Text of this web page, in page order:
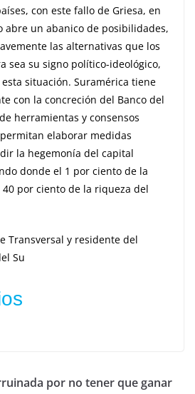
con este fallo de Griesa, en
abre un abanico de posibilidades,
las alternativas que los
sea su signo político-ideológico,
situación. Suramérica tiene
con la concreción del Banco del
herramientas y consensos
elaborar medidas
la hegemonía del capital
donde el 1 por ciento de la
por ciento de la riqueza del
Transversal y residente del
Su
por no tener que ganar